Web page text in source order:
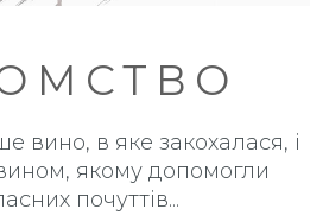
вино, в яке закохалася, і
якому допомогли
почуттів